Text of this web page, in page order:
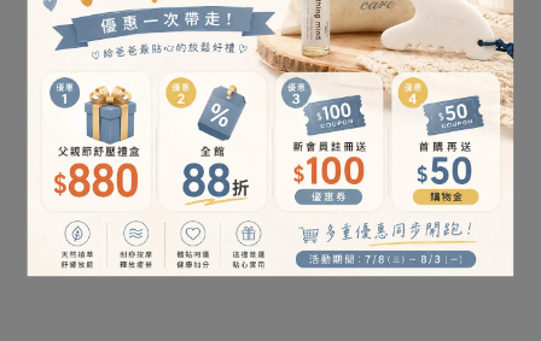
即表示抗菌液具有殺菌力。